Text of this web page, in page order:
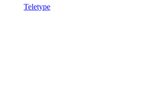
Teletype